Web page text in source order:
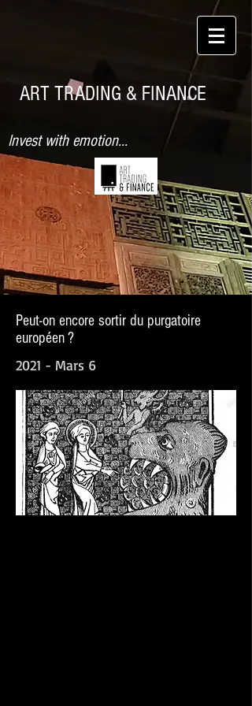
ART TRADING & FINANCE
Invest with emotion...
Peut-on encore sortir du purgatoire
européen ?
2021 - Mars 6